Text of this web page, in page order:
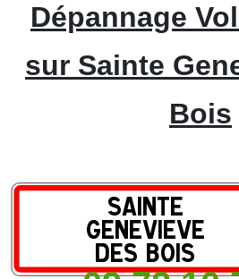
Dépannage
sur Sainte
Bois